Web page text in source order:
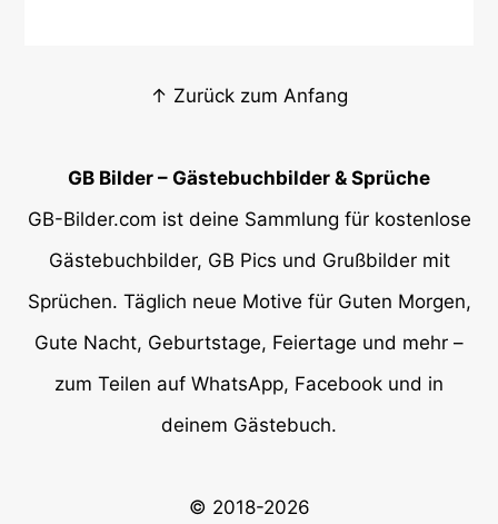
↑ Zurück zum Anfang
GB Bilder – Gästebuchbilder & Sprüche
GB-Bilder.com ist deine Sammlung für kostenlose
Gästebuchbilder, GB Pics und Grußbilder mit
Sprüchen. Täglich neue Motive für Guten Morgen,
Gute Nacht, Geburtstage, Feiertage und mehr –
zum Teilen auf WhatsApp, Facebook und in
deinem Gästebuch.
© 2018-2026